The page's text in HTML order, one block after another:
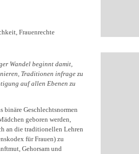
Wandel beginnt damit,
Traditionen infrage zu
auf allen Ebenen zu
binäre Geschlechtsnormen
geboren werden,
an die traditionellen Lehren
für Frauen) zu
Gehorsam und